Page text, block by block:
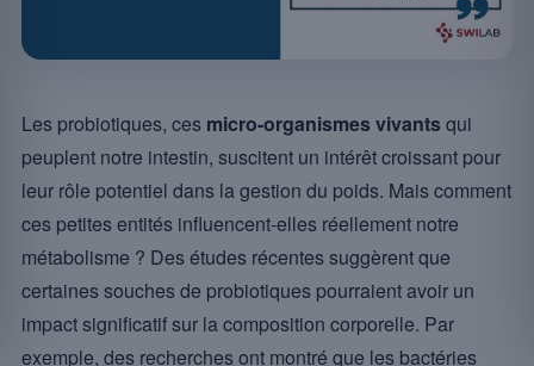
Les probiotiques, ces micro-organismes vivantsqui
peuplent notre intestin, suscitent un intérêt croissant pour
leur rôle potentiel dans la gestion du poids. Mais comment
ces petites entités influencent-elles réellement notre
métabolisme ? Des études récentes suggèrent que
certaines souches de probiotiques pourraient avoir un
impact significatif sur la composition corporelle. Par
exemple, des recherches ont montré que les bactéries